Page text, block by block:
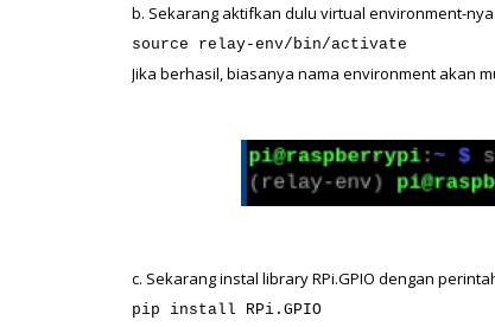
b. Sekarang aktifkan dulu virtual environment-
source relay-env/bin/activate
Jika berhasil, biasanya nama environment akan
c. Sekarang instal library RPi.GPIO dengan
pip install RPi.GPIO